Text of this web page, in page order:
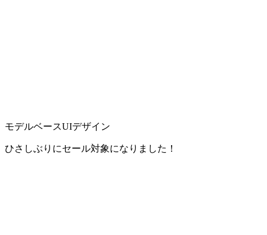
モデルベースUIデザイン
ひさしぶりにセール対象になりました！